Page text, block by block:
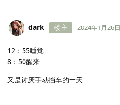
dark 楼主 2024年1月26日
12：55睡觉
8：50醒来
又是讨厌手动挡车的一天